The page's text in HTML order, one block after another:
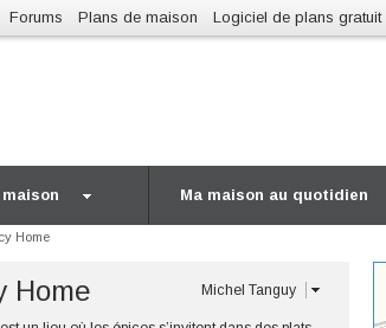
Forums Plans de maison Logiciel de plans gratuit
Ma maison au quotidien
Home
Home Michel Tanguy